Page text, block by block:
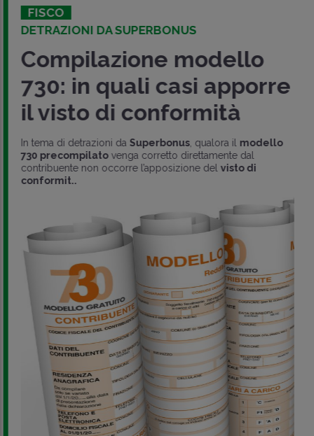
FISCO
DETRAZIONI DA SUPERBONUS
Compilazione modello
730: in quali casi apporre
il visto di conformità
In tema di detrazioni da Superbonus, qualora il modello
730 precompilatovenga corretto direttamente dal
contribuente non occorre l’apposizione del visto di
conformit..